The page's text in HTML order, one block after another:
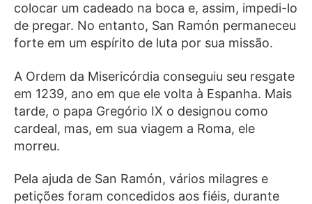
colocar um cadeado na boca e, assim, impedi-lo
de pregar. No entanto, San Ramón permaneceu
forte em um espírito de luta por sua missão.
A Ordem da Misericórdia conseguiu seu resgate
em 1239, ano em que ele volta à Espanha. Mais
tarde, o papa Gregório IX o designou como
cardeal, mas, em sua viagem a Roma, ele
morreu.
Pela ajuda de San Ramón, vários milagres e
petições foram concedidos aos fiéis, durante